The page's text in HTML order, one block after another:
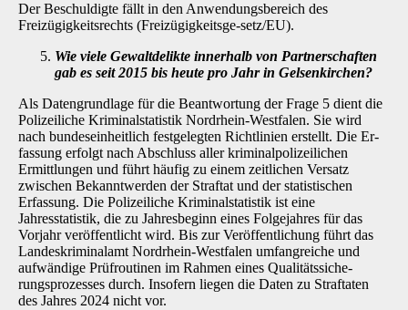
Der Beschuldigte fällt in den Anwendungsbereich des
Freizügigkeitsrechts (Freizügigkeitsge-setz/EU).
Wie viele Gewaltdelikte innerhalb von Partnerschaften
gab es seit 2015 bis heute pro Jahr in Gelsenkirchen?
Als Datengrundlage für die Beantwortung der Frage 5 dient die
Polizeiliche Kriminalstatistik Nordrhein-Westfalen. Sie wird
nach bundeseinheitlich festgelegten Richtlinien erstellt. Die Er­
fassung erfolgt nach Abschluss aller kriminalpolizeilichen
Ermittlungen und führt häufig zu ei­nem zeitlichen Versatz
zwischen Bekanntwerden der Straftat und der statistischen
Erfassung. Die Polizeiliche Kriminalstatistik ist eine
Jahresstatistik, die zu Jahresbeginn eines Folgejahres für das
Vorjahr veröffentlicht wird. Bis zur Veröffentlichung führt das
Landeskriminalamt Nord­rhein-Westfalen umfangreiche und
aufwändige Prüfroutinen im Rahmen eines Qualitätssiche-
rungsprozesses durch. Insofern liegen die Daten zu Straftaten
des Jahres 2024 nicht vor.